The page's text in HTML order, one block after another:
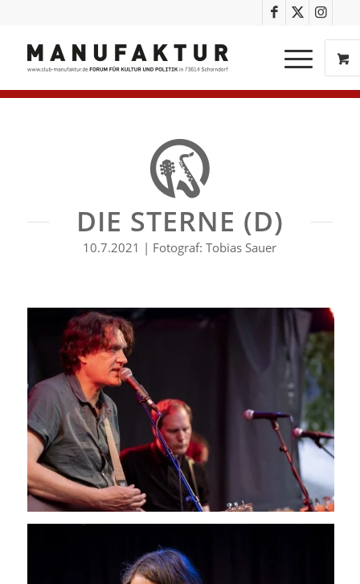
DIE STERNE (D)
10.7.2021 | Fotograf: Tobias Sauer